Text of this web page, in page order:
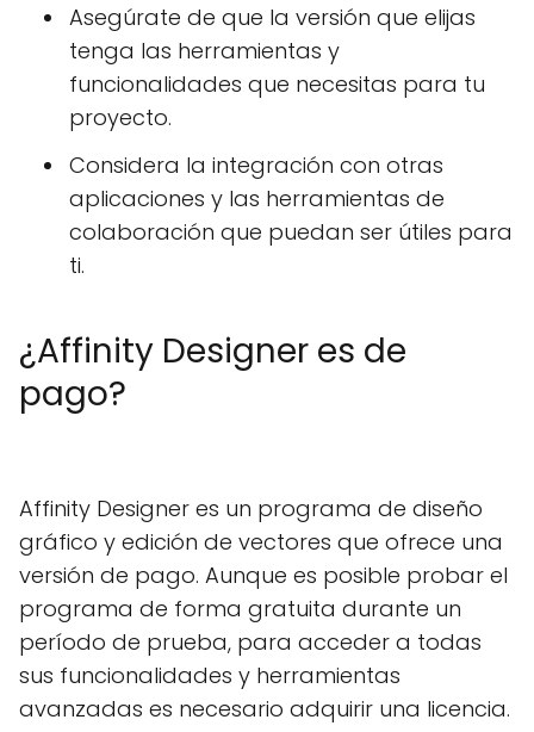
Asegúrate de que la versión que elijas
tenga las herramientas y
funcionalidades que necesitas para tu
proyecto.
Considera la integración con otras
aplicaciones y las herramientas de
colaboración que puedan ser útiles para
ti.
¿Affinity Designer es de
pago?
Affinity Designer es un programa de diseño
gráfico y edición de vectores que ofrece una
versión de pago. Aunque es posible probar el
programa de forma gratuita durante un
período de prueba, para acceder a todas
sus funcionalidades y herramientas
avanzadas es necesario adquirir una licencia.